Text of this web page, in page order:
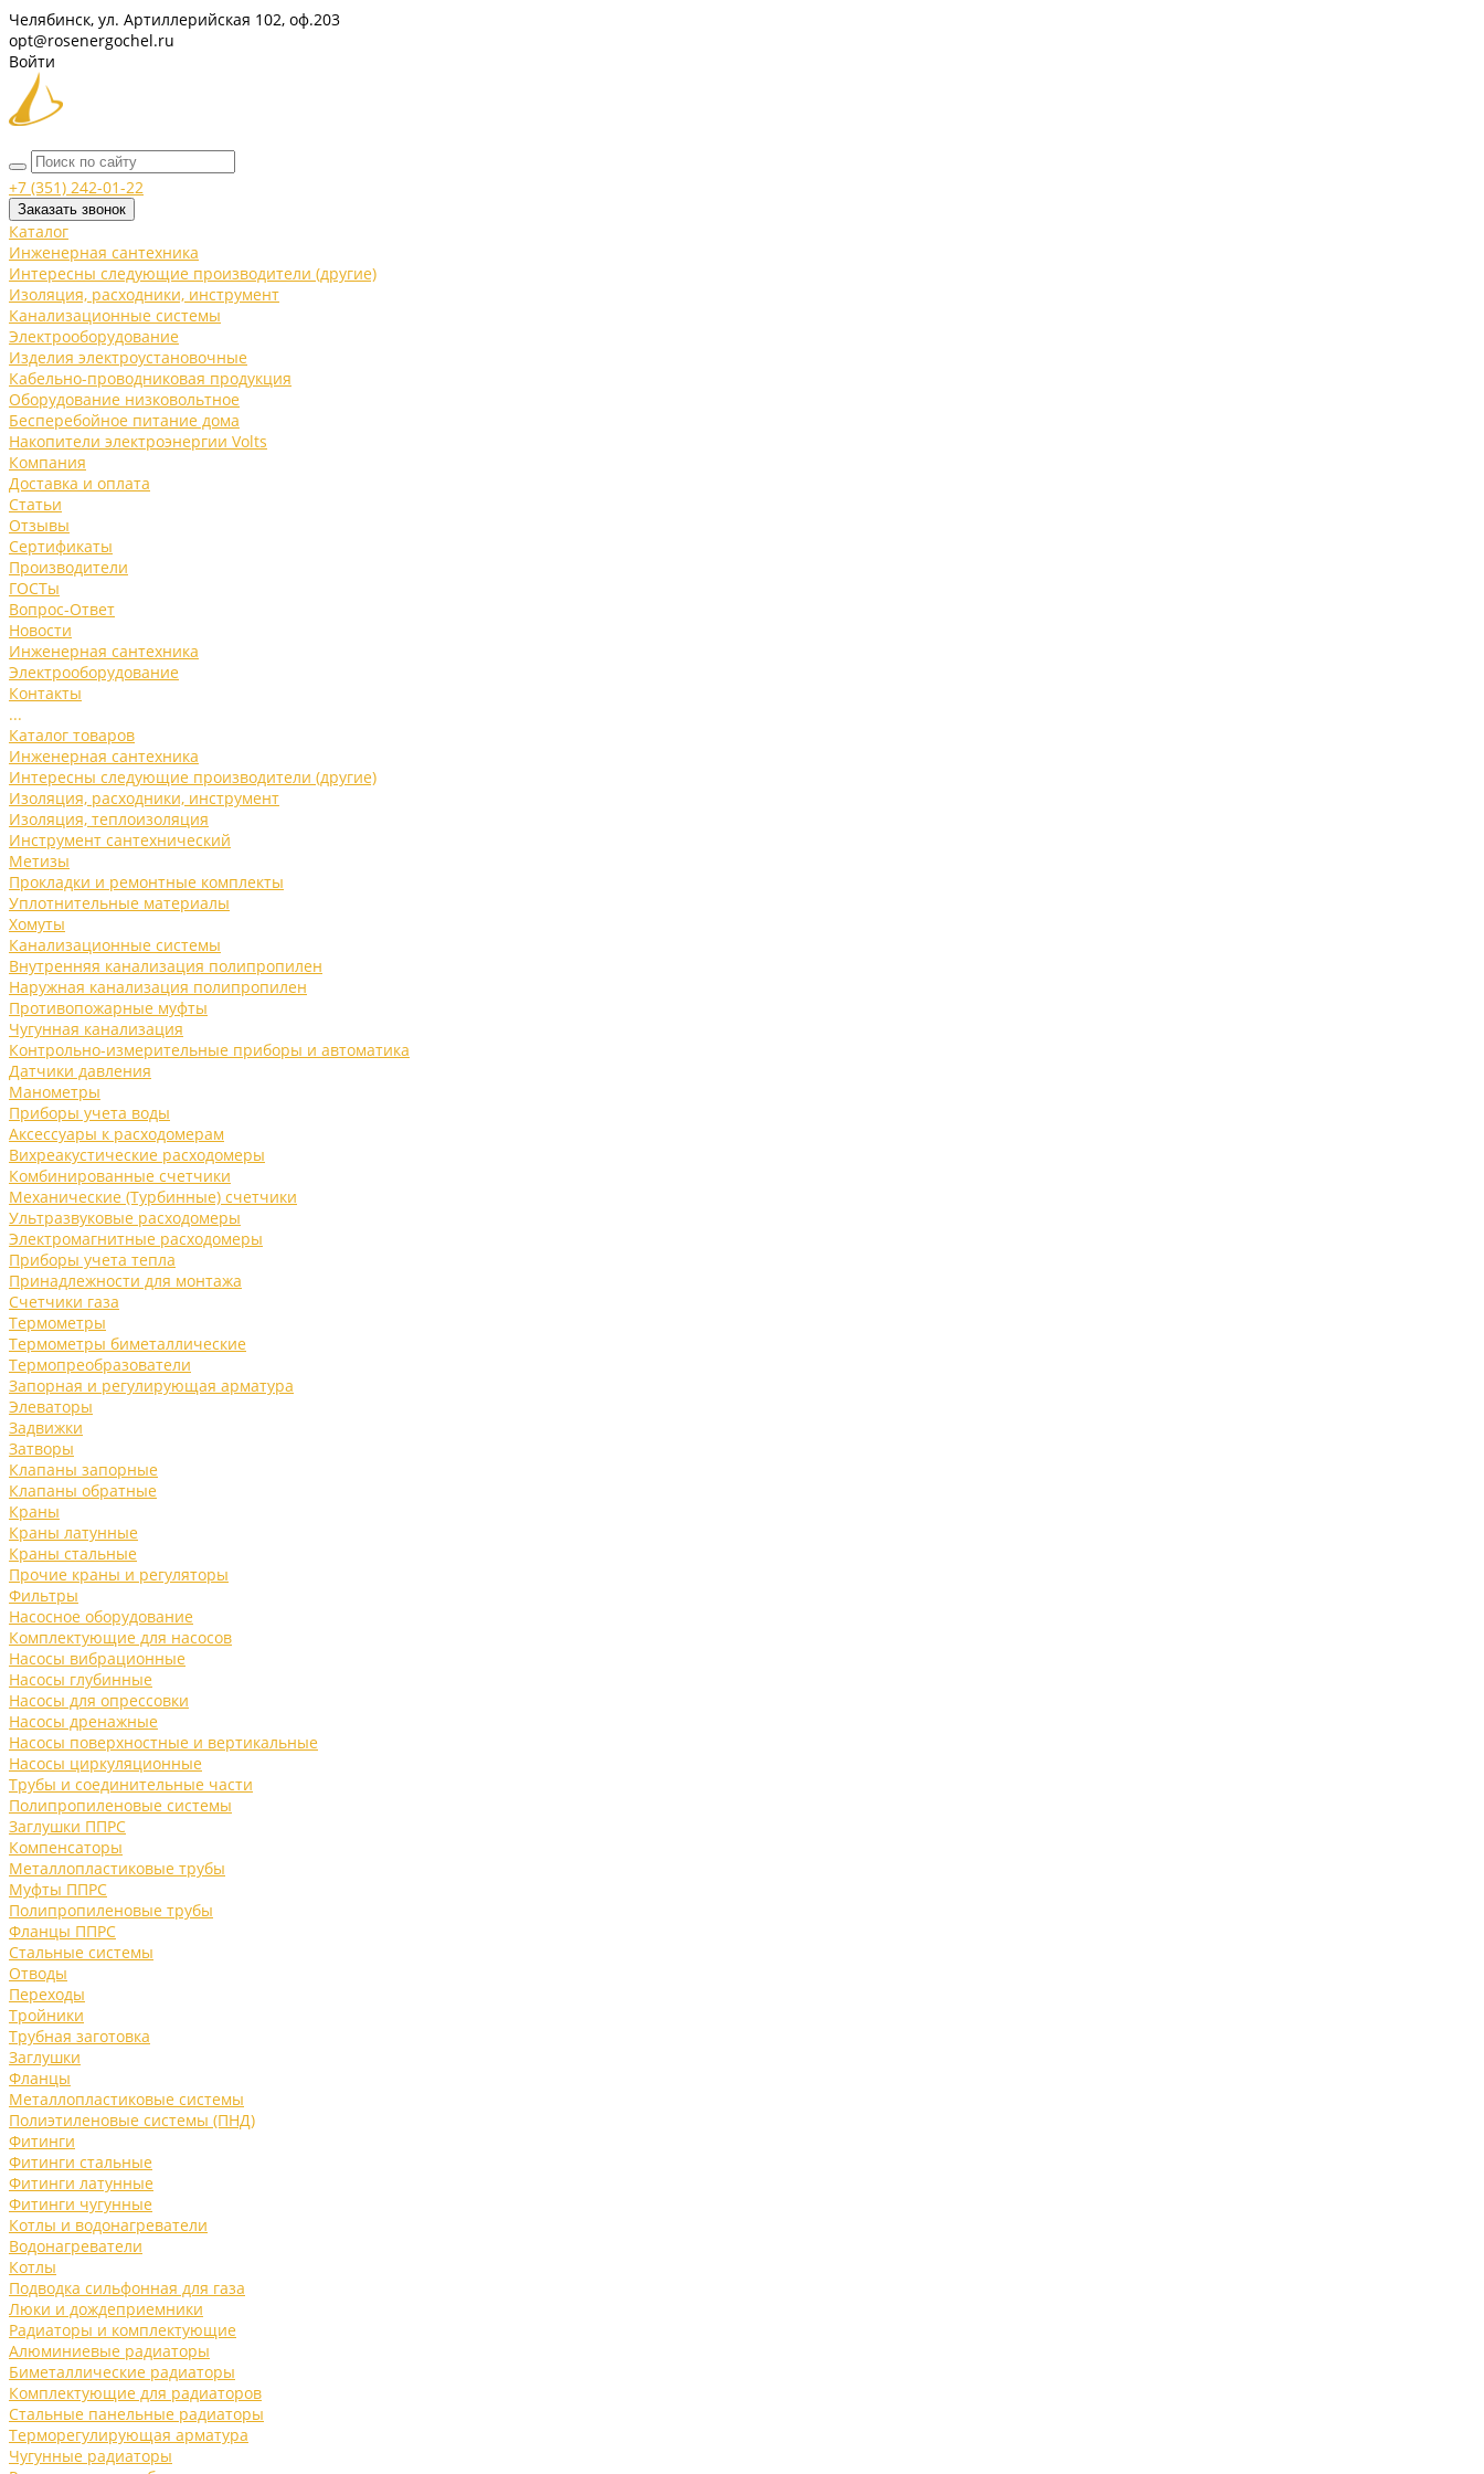
Челябинск, ул. Артиллерийская 102, оф.203
opt@rosenergochel.ru
Войти
+7 (351) 242-01-22
Заказать звонок
Каталог
Инженерная сантехника
Интересны следующие производители (другие)
Изоляция, расходники, инструмент
Канализационные системы
Электрооборудование
Изделия электроустановочные
Кабельно-проводниковая продукция
Оборудование низковольтное
Бесперебойное питание дома
Накопители электроэнергии Volts
Компания
Доставка и оплата
Статьи
Отзывы
Сертификаты
Производители
ГОСТы
Вопрос-Ответ
Новости
Инженерная сантехника
Электрооборудование
Контакты
...
Каталог товаров
Инженерная сантехника
Интересны следующие производители (другие)
Изоляция, расходники, инструмент
Изоляция, теплоизоляция
Инструмент сантехнический
Метизы
Прокладки и ремонтные комплекты
Уплотнительные материалы
Хомуты
Канализационные системы
Внутренняя канализация полипропилен
Наружная канализация полипропилен
Противопожарные муфты
Чугунная канализация
Контрольно-измерительные приборы и автоматика
Датчики давления
Манометры
Приборы учета воды
Аксессуары к расходомерам
Вихреакустические расходомеры
Комбинированные счетчики
Механические (Турбинные) счетчики
Ультразвуковые расходомеры
Электромагнитные расходомеры
Приборы учета тепла
Принадлежности для монтажа
Счетчики газа
Термометры
Термометры биметаллические
Термопреобразователи
Запорная и регулирующая арматура
Элеваторы
Задвижки
Затворы
Клапаны запорные
Клапаны обратные
Краны
Краны латунные
Краны стальные
Прочие краны и регуляторы
Фильтры
Насосное оборудование
Комплектующие для насосов
Насосы вибрационные
Насосы глубинные
Насосы для опрессовки
Насосы дренажные
Насосы поверхностные и вертикальные
Насосы циркуляционные
Трубы и соединительные части
Полипропиленовые системы
Заглушки ППРС
Компенсаторы
Металлопластиковые трубы
Муфты ППРС
Полипропиленовые трубы
Фланцы ППРС
Стальные системы
Отводы
Переходы
Тройники
Трубная заготовка
Заглушки
Фланцы
Металлопластиковые системы
Полиэтиленовые системы (ПНД)
Фитинги
Фитинги стальные
Фитинги латунные
Фитинги чугунные
Котлы и водонагреватели
Водонагреватели
Котлы
Подводка сильфонная для газа
Люки и дождеприемники
Радиаторы и комплектующие
Алюминиевые радиаторы
Биметаллические радиаторы
Комплектующие для радиаторов
Стальные панельные радиаторы
Терморегулирующая арматура
Чугунные радиаторы